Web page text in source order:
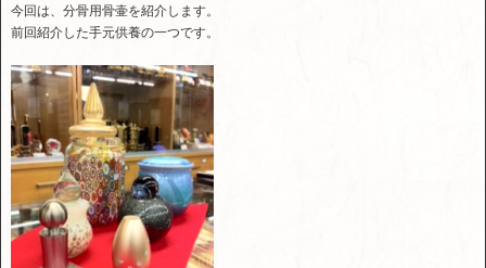
今回は、分骨用骨壷を紹介します。
前回紹介した手元供養の一つです。